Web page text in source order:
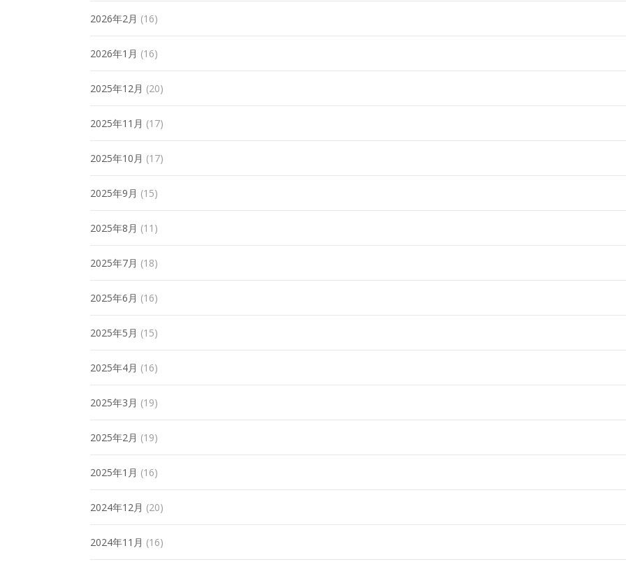
2026年2月 (16)
2026年1月 (16)
2025年12月 (20)
2025年11月 (17)
2025年10月 (17)
2025年9月 (15)
2025年8月 (11)
2025年7月 (18)
2025年6月 (16)
2025年5月 (15)
2025年4月 (16)
2025年3月 (19)
2025年2月 (19)
2025年1月 (16)
2024年12月 (20)
2024年11月 (16)